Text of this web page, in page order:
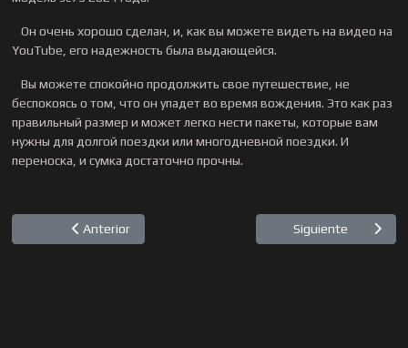
Он очень хорошо сделан, и, как вы можете видеть на видео на
YouTube, его надежность была выдающейся.
Вы можете спокойно продолжить свое путешествие, не
беспокоясь о том, что он упадет во время вождения. Это как раз
правильный размер и может легко нести пакеты, которые вам
нужны для долгой поездки или многодневной поездки. И
переноска, и сумка достаточно прочны.
Artículo anterior: Robert Valenciano, Los Gatos, CA USA
Anterior Artículo
Siguiente